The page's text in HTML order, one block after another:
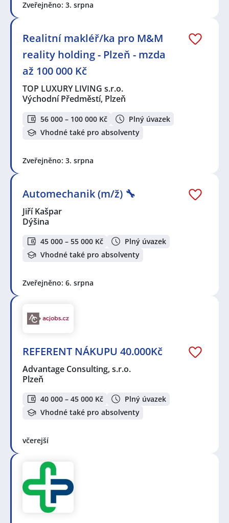
Zveřejněno: 3. srpna
Realitní makléř/ka pro M&M
reality holding - Plzeň - mzda
až 100 000 Kč
TOP LUXURY LIVING s.r.o.
Východní Předměstí, Plzeň
56 000 – 100 000 Kč
Plný úvazek
Vhodné také pro absolventy
Zveřejněno: 3. srpna
Automechanik (m/ž) 🔧
Jiří Kašpar
Dýšina
45 000 – 55 000 Kč
Plný úvazek
Vhodné také pro absolventy
Zveřejněno: 6. srpna
REFERENT NÁKUPU 40.000Kč
Advantage Consulting, s.r.o.
Plzeň
40 000 – 45 000 Kč
Plný úvazek
Vhodné také pro absolventy
včerejší